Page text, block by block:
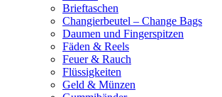
Brieftaschen
Changierbeutel – Change Bags
Daumen und Fingerspitzen
Fäden & Reels
Feuer & Rauch
Flüssigkeiten
Geld & Münzen